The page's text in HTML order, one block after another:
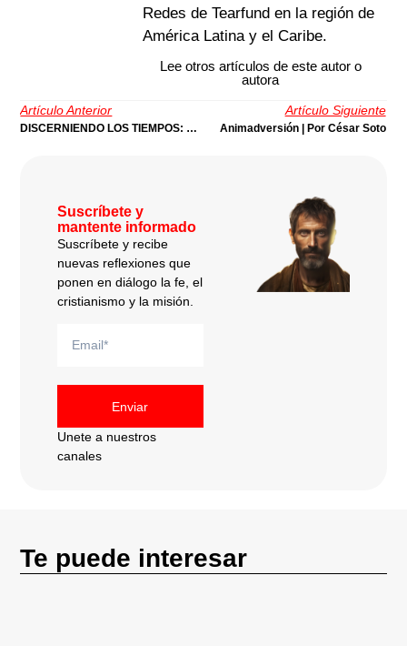
Redes de Tearfund en la región de
América Latina y el Caribe.
Lee otros artículos de este autor o
autora
Artículo Anterior
DISCERNIENDO LOS TIEMPOS: Hacia Una Teología Práctica | Por Alexander Cabezas
Artículo Siguiente
Animadversión | Por César Soto
Suscríbete y
mantente informado
Suscríbete y recibe
nuevas reflexiones que
ponen en diálogo la fe, el
cristianismo y la misión.
Enviar
Unete a nuestros
canales
Te puede interesar